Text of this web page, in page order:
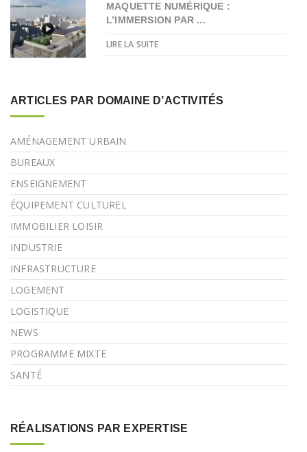
MAQUETTE NUMÉRIQUE :
L’IMMERSION PAR ...
LIRE LA SUITE
ARTICLES PAR DOMAINE D’ACTIVITÉS
AMÉNAGEMENT URBAIN
BUREAUX
ENSEIGNEMENT
ÉQUIPEMENT CULTUREL
IMMOBILIER LOISIR
INDUSTRIE
INFRASTRUCTURE
LOGEMENT
LOGISTIQUE
NEWS
PROGRAMME MIXTE
SANTÉ
RÉALISATIONS PAR EXPERTISE